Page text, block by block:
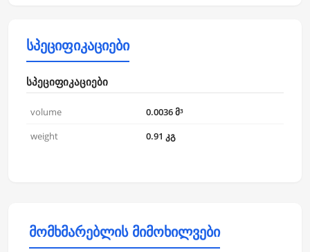
სპეციფიკაციები
სპეციფიკაციები
volume
0.0036 მ³
weight
0.91 კგ
მომხმარებლის მიმოხილვები